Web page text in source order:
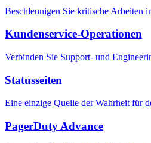
Beschleunigen Sie kritische Arbeiten
Kundenservice-Operationen
Verbinden Sie Support- und
Statusseiten
Eine einzige Quelle der Wahrheit für
PagerDuty Advance